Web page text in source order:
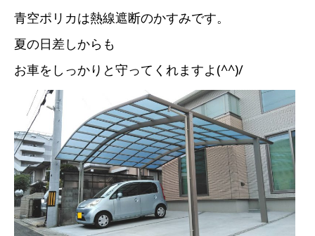
青空ポリカは熱線遮断のかすみです。
夏の日差しからも
お車をしっかりと守ってくれますよ(^^)/